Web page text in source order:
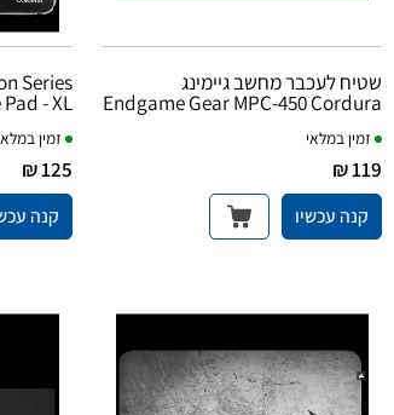
שטיח לעכבר מחשב גיימינג
Endgame Gear MPC-450 Cordura
זמין במלאי
119 ₪
קנה עכשיו
Series
- XL
זמין
125 ₪
קנה